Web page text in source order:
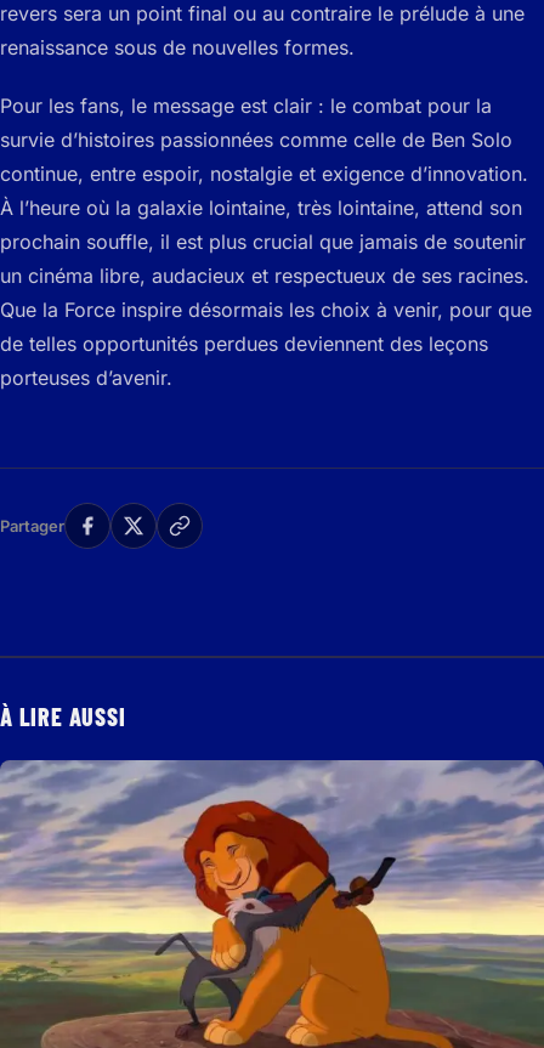
revers sera un point final ou au contraire le prélude à une
renaissance sous de nouvelles formes.
Pour les fans, le message est clair : le combat pour la
survie d’histoires passionnées comme celle de Ben Solo
continue, entre espoir, nostalgie et exigence d’innovation.
À l’heure où la galaxie lointaine, très lointaine, attend son
prochain souffle, il est plus crucial que jamais de soutenir
un cinéma libre, audacieux et respectueux de ses racines.
Que la Force inspire désormais les choix à venir, pour que
de telles opportunités perdues deviennent des leçons
porteuses d’avenir.
Partager
À LIRE AUSSI